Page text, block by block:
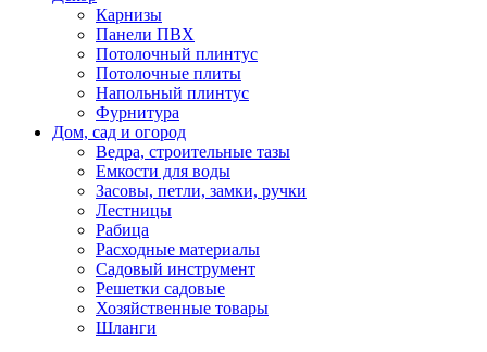
Карнизы
Панели ПВХ
Потолочный плинтус
Потолочные плиты
Напольный плинтус
Фурнитура
Дом, сад и огород
Ведра, строительные тазы
Емкости для воды
Засовы, петли, замки, ручки
Лестницы
Рабица
Расходные материалы
Садовый инструмент
Решетки садовые
Хозяйственные товары
Шланги